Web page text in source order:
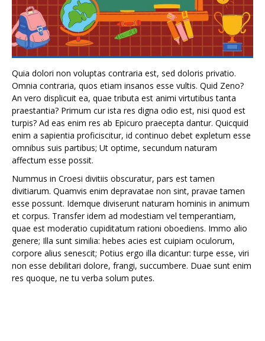
Quia dolori non voluptas contraria est, sed doloris privatio.
Omnia contraria, quos etiam insanos esse vultis. Quid Zeno?
An vero displicuit ea, quae tributa est animi virtutibus tanta
praestantia? Primum cur ista res digna odio est, nisi quod est
turpis? Ad eas enim res ab Epicuro praecepta dantur. Quicquid
enim a sapientia proficiscitur, id continuo debet expletum esse
omnibus suis partibus; Ut optime, secundum naturam
affectum esse possit.
Nummus in Croesi divitiis obscuratur, pars est tamen
divitiarum. Quamvis enim depravatae non sint, pravae tamen
esse possunt. Idemque diviserunt naturam hominis in animum
et corpus. Transfer idem ad modestiam vel temperantiam,
quae est moderatio cupiditatum rationi oboediens. Immo alio
genere; Illa sunt similia: hebes acies est cuipiam oculorum,
corpore alius senescit; Potius ergo illa dicantur: turpe esse, viri
non esse debilitari dolore, frangi, succumbere. Duae sunt enim
res quoque, ne tu verba solum putes.